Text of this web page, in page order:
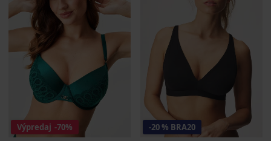
Výpredaj -70% -20 % BRA20